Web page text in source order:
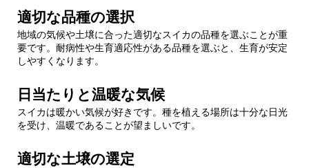
適切な品種の選択
地域の気候や土壌に合った適切なスイカの品種を選ぶことが重
要です。耐病性や生育適応性がある品種を選ぶと、生育が安定
しやすくなります。
日当たりと温暖な気候
スイカは暖かい気候が好きです。種を植える場所は十分な日光
を受け、温暖であることが望ましいです。
適切な土壌の選定